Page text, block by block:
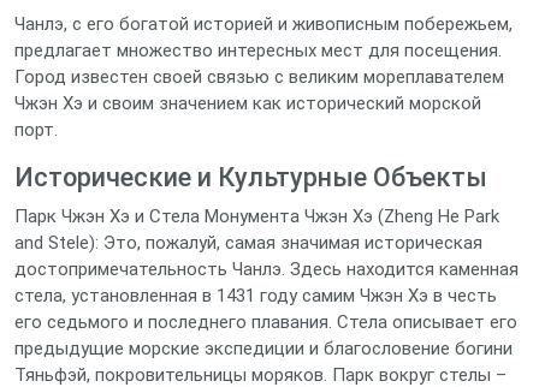
Чанлэ, с его богатой историей и живописным побережьем,
предлагает множество интересных мест для посещения.
Город известен своей связью с великим мореплавателем
Чжэн Хэ и своим значением как исторический морской
порт.
Исторические и Культурные Объекты
Парк Чжэн Хэ и Стела Монумента Чжэн Хэ (Zheng He Park
and Stele): Это, пожалуй, самая значимая историческая
достопримечательность Чанлэ. Здесь находится каменная
стела, установленная в 1431 году самим Чжэн Хэ в честь
его седьмого и последнего плавания. Стела описывает его
предыдущие морские экспедиции и благословение богини
Тяньфэй, покровительницы моряков. Парк вокруг стелы –